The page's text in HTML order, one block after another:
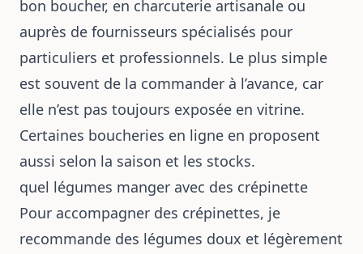
bon boucher, en charcuterie artisanale ou
auprès de fournisseurs spécialisés pour
particuliers et professionnels. Le plus simple
est souvent de la commander à l’avance, car
elle n’est pas toujours exposée en vitrine.
Certaines boucheries en ligne en proposent
aussi selon la saison et les stocks.
quel légumes manger avec des crépinette
Pour accompagner des crépinettes, je
recommande des légumes doux et légèrement